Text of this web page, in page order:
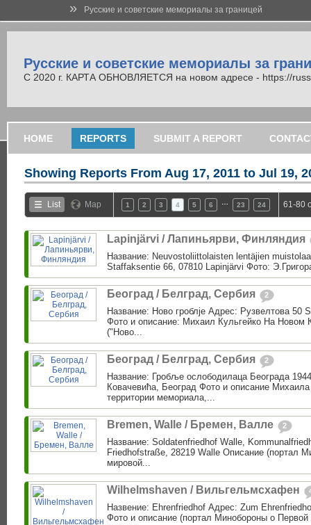
» Русские и советские мемориалы за границей
Русские и советские мемориалы за
С 2020 г. КАРТА ОБНОВЛЯЕТСЯ на новом адресе - https://
HOME REPORTS SUBMIT A REPORT
Showing Reports From Aug 17, 2011 to Jul 19,
List Map 1 2 3 4 5 6 23 24 61-80
Lapinjärvi / Лапиньярви, Финляндия
Название: Neuvostoliittolaisten lentäjien
Staffaksentie 66, 07810 Lapinjärvi Фото:
Београд / Белград, Сербия 2
Название: Ново гроблjе Адрес: Рузвелтова 50
Фото и описание: Михаил Кульгейко На Новом
("Ново...
Београд / Белград, Сербия 2
Название: Гробље ослободилаца Београда
Ковачевића, Београд Фото и описание
территории мемориала,...
Bremen, Walle / Бремен, Валле 2
Название: Soldatenfriedhof Walle,
Friedhofstraße, 28219 Walle Описание (портал
мировой...
Wilhelmshaven / Вильгельмсхафен
Назвение: Ehrenfriedhof Адрес: Zum
Фото и описание (портал Минобороны о